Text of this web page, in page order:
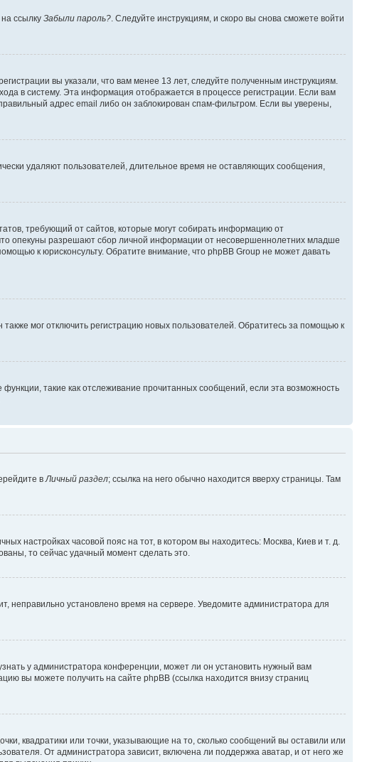
ссылку Забыли пароль? . Следуйте инструкциям, и скоро вы снова сможете войти
вы указали, что вам менее 13 лет, следуйте полученным инструкциям.
в систему. Эта информация отображается в процессе регистрации. Если вам
адрес email либо он заблокирован спам-фильтром. Если вы уверены,
удаляют пользователей, длительное время не оставляющих сообщения,
требующий от сайтов, которые могут собирать информацию от
опекуны разрешают сбор личной информации от несовершеннолетних младше
к юрисконсульту. Обратите внимание, что phpBB Group не может давать
мог отключить регистрацию новых пользователей. Обратитесь за помощью к
такие как отслеживание прочитанных сообщений, если эта возможность
в Личный раздел; ссылка на него обычно находится вверху страницы. Там
настройках часовой пояс на тот, в котором вы находитесь: Москва, Киев и т. д.
то сейчас удачный момент сделать это.
неправильно установлено время на сервере. Уведомите администратора для
у администратора конференции, может ли он установить нужный вам
вы можете получить на сайте phpBB (ссылка находится внизу страниц
квадратики или точки, указывающие на то, сколько сообщений вы оставили или
От администратора зависит, включена ли поддержка аватар, и от него же